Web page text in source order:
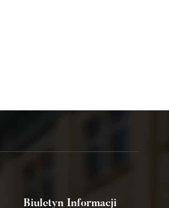
Biuletyn Informacji